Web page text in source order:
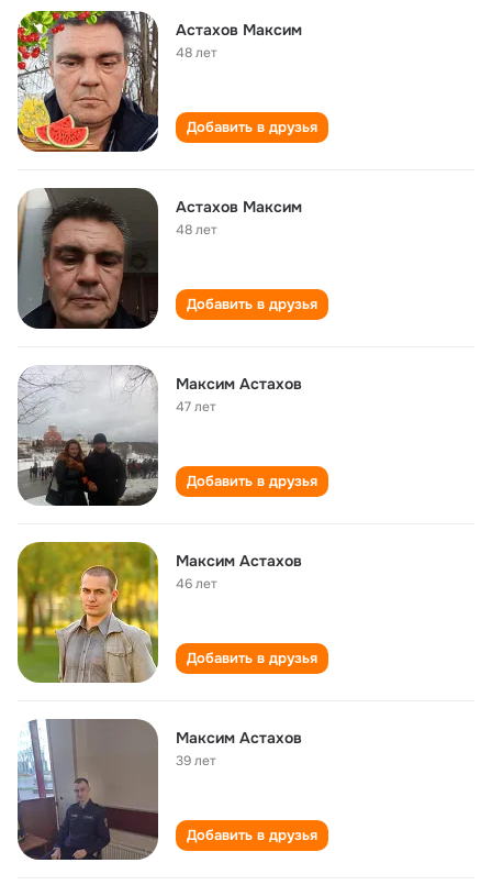
Астахов Максим
48 лет
Добавить в друзья
Астахов Максим
48 лет
Добавить в друзья
Максим Астахов
47 лет
Добавить в друзья
Максим Астахов
46 лет
Добавить в друзья
Максим Астахов
39 лет
Добавить в друзья